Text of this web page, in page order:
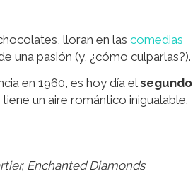
lloran en lascomedias
una pasión (y, ¿cómo culparlas?).
en 1960, es hoy día el segundo
un aire romántico inigualable.
, Enchanted Diamonds